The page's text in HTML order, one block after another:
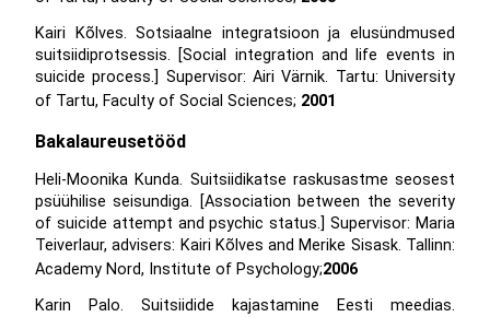
Kairi Kõlves. Sotsiaalne integratsioon ja elusündmused
suitsiidiprotsessis. [Social integration and life events in
suicide process.] Supervisor: Airi Värnik. Tartu: University
of Tartu, Faculty of Social Sciences; 2001
Bakalaureusetööd
Heli-Moonika Kunda. Suitsiidikatse raskusastme seosest
psüühilise seisundiga. [Association between the severity
of suicide attempt and psychic status.] Supervisor: Maria
Teiverlaur, advisers: Kairi Kõlves and Merike Sisask. Tallinn:
Academy Nord, Institute of Psychology;2006
Karin Palo. Suitsiidide kajastamine Eesti meedias.